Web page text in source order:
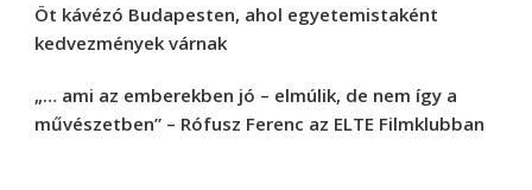
Öt kávézó Budapesten, ahol egyetemistaként
kedvezmények várnak
„… ami az emberekben jó – elmúlik, de nem így a
művészetben” – Rófusz Ferenc az ELTE Filmklubban